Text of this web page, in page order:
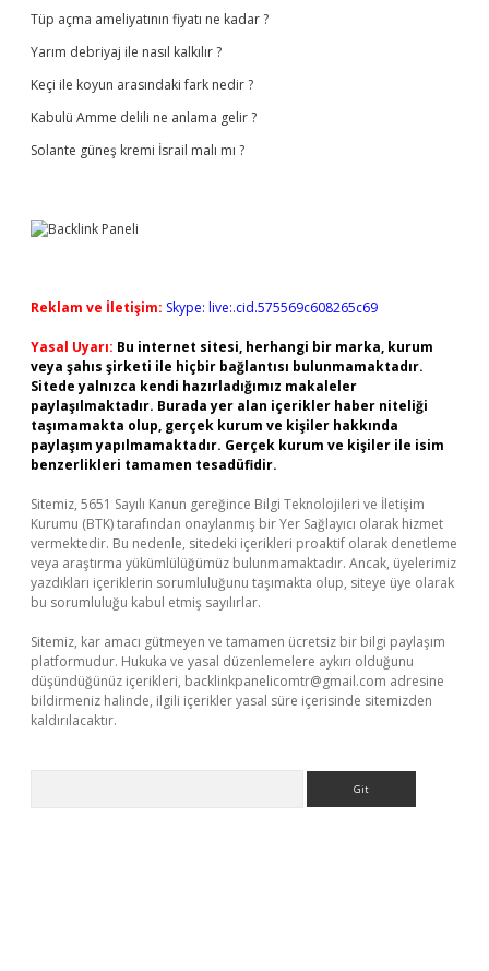
Tüp açma ameliyatının fiyatı ne kadar ?
Yarım debriyaj ile nasıl kalkılır ?
Keçi ile koyun arasındaki fark nedir ?
Kabulü Amme delili ne anlama gelir ?
Solante güneş kremi İsrail malı mı ?
Reklam ve İletişim: Skype: live:.cid.575569c608265c69
Yasal Uyarı: Bu internet sitesi, herhangi bir marka, kurum
veya şahıs şirketi ile hiçbir bağlantısı bulunmamaktadır.
Sitede yalnızca kendi hazırladığımız makaleler
paylaşılmaktadır. Burada yer alan içerikler haber niteliği
taşımamakta olup, gerçek kurum ve kişiler hakkında
paylaşım yapılmamaktadır. Gerçek kurum ve kişiler ile isim
benzerlikleri tamamen tesadüfidir.
Sitemiz, 5651 Sayılı Kanun gereğince Bilgi Teknolojileri ve İletişim
Kurumu (BTK) tarafından onaylanmış bir Yer Sağlayıcı olarak hizmet
vermektedir. Bu nedenle, sitedeki içerikleri proaktif olarak denetleme
veya araştırma yükümlülüğümüz bulunmamaktadır. Ancak, üyelerimiz
yazdıkları içeriklerin sorumluluğunu taşımakta olup, siteye üye olarak
bu sorumluluğu kabul etmiş sayılırlar.
Sitemiz, kar amacı gütmeyen ve tamamen ücretsiz bir bilgi paylaşım
platformudur. Hukuka ve yasal düzenlemelere aykırı olduğunu
düşündüğünüz içerikleri, backlinkpanelicomtr@gmail.com adresine
bildirmeniz halinde, ilgili içerikler yasal süre içerisinde sitemizden
kaldırılacaktır.